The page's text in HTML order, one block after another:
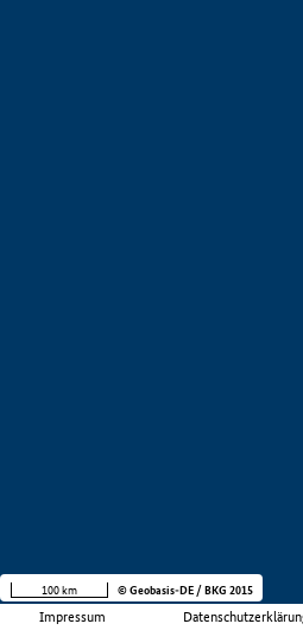
Impressum
100 km © Geobasis-DE / BKG 2015